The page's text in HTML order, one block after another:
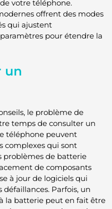
de votre téléphone.
offrent des modes
qui ajustent
pour étendre la
un
le problème de
temps de consulter un
téléphone peuvent
complexes qui sont
problèmes de batterie
de composants
à jour de logiciels qui
défaillances. Parfois, un
la batterie peut en fait être